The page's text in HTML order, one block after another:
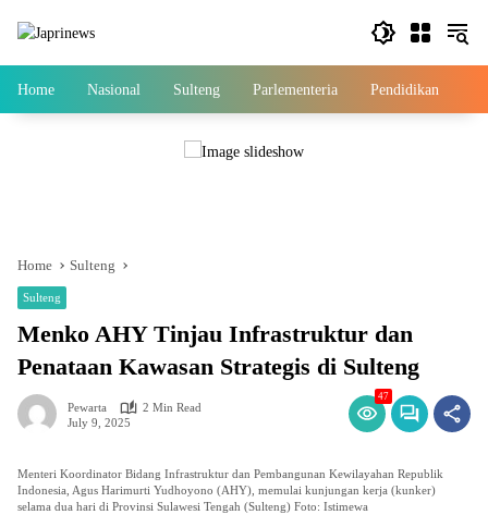
Home Nasional Sulteng Parlementeria Pendidikan
Home Sulteng
Sulteng
Menko AHY Tinjau Infrastruktur dan
Penataan Kawasan Strategis di Sulteng
Pewarta
2 Min Read
July 9, 2025
47
Menteri Koordinator Bidang Infrastruktur dan Pembangunan Kewilayahan Republik
Indonesia, Agus Harimurti Yudhoyono (AHY), memulai kunjungan kerja (kunker)
selama dua hari di Provinsi Sulawesi Tengah (Sulteng) Foto: Istimewa